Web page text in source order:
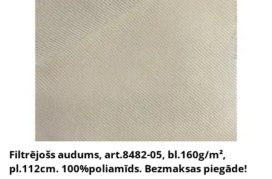
Filtrējošs audums, art.8482-05, bl.160g/m²,
pl.112cm. 100%poliamīds. Bezmaksas piegāde!